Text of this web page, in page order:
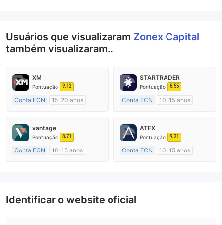
Usuários que visualizaram Zonex Capital
também visualizaram..
XM
Pontuação 9.12
Conta ECN
15-20 anos
Market Marketing (MM)
Etiqueta principal MT4
STARTRADER
Pontuação 8.55
Conta ECN
10-15 anos
Market Marketing (MM)
Etiqueta principal MT4
vantage
Pontuação 8.71
Conta ECN
10-15 anos
ATFX
Pontuação 9.21
Conta ECN
10-15 anos
Identificar o website oficial